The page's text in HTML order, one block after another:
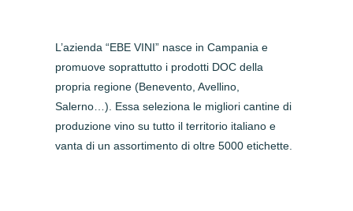
L’azienda “EBE VINI” nasce in Campania e
promuove soprattutto i prodotti DOC della
propria regione (Benevento, Avellino,
Salerno…). Essa seleziona le migliori cantine di
produzione vino su tutto il territorio italiano e
vanta di un assortimento di oltre 5000 etichette.